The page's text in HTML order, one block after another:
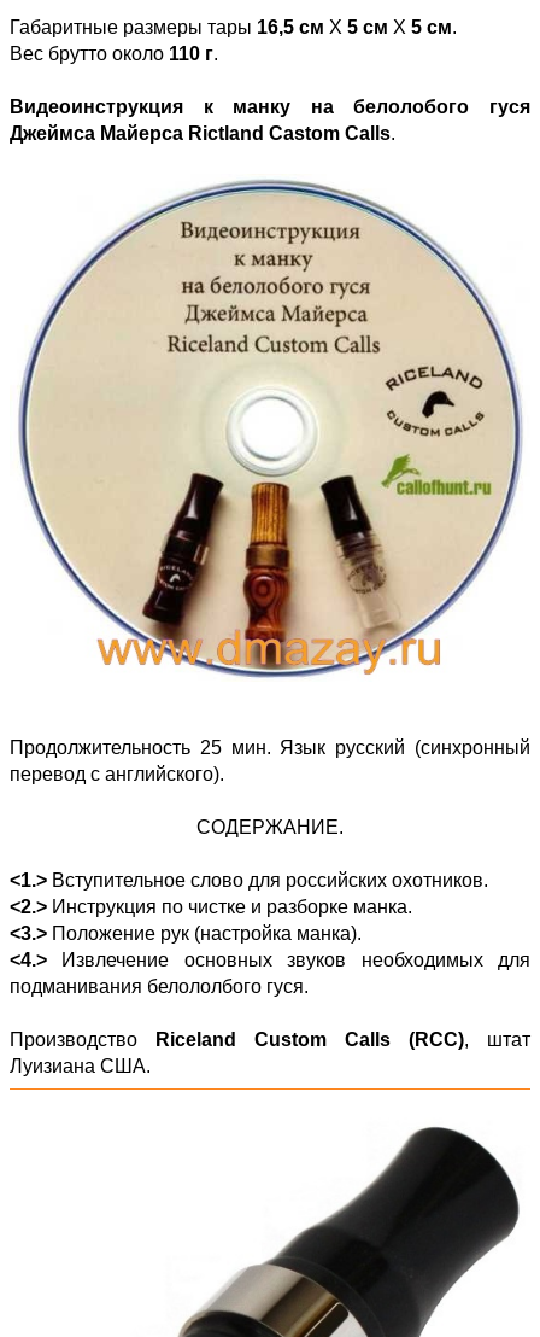
Габаритные размеры тары 16,5 см Х 5 см Х 5 см.
Вес брутто около 110 г.
Видеоинструкция к манку на белолобого гуся
Джеймса Майерса Rictland Castom Calls.
Продолжительность 25 мин. Язык русский (синхронный
перевод с английского).
СОДЕРЖАНИЕ.
<1.> Вступительное слово для российских охотников.
<2.> Инструкция по чистке и разборке манка.
<3.> Положение рук (настройка манка).
<4.> Извлечение основных звуков необходимых для
подманивания белололбого гуся.
Производство Riceland Custom Calls (RCC), штат
Луизиана США.